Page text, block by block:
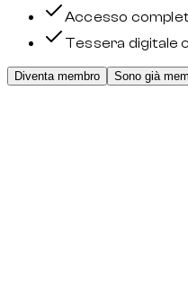
Accesso
Tessera digitale
Diventa membro Sono già